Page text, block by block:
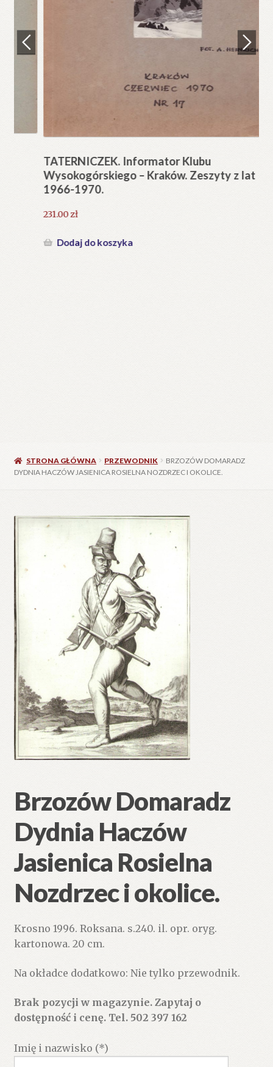
Zamówienie
TATERNICZEK. Informator Klubu
Wysokogórskiego – Kraków. Zeszyty z lat
1966-1970.
231.00zł
Dodaj do koszyka
STRONA GŁÓWNA PRZEWODNIK
BRZOZÓW DOMARADZ
DYDNIA HACZÓW JASIENICA ROSIELNA NOZDRZEC I OKOLICE.
Brzozów Domaradz
Dydnia Haczów
Jasienica Rosielna
Nozdrzec i okolice.
Krosno 1996. Roksana. s.240. il. opr. oryg.
kartonowa. 20 cm.
Na okładce dodatkowo: Nie tylko przewodnik.
Brak pozycji w magazynie. Zapytaj o
dostępność i cenę. Tel. 502 397 162
Imię i nazwisko (*)